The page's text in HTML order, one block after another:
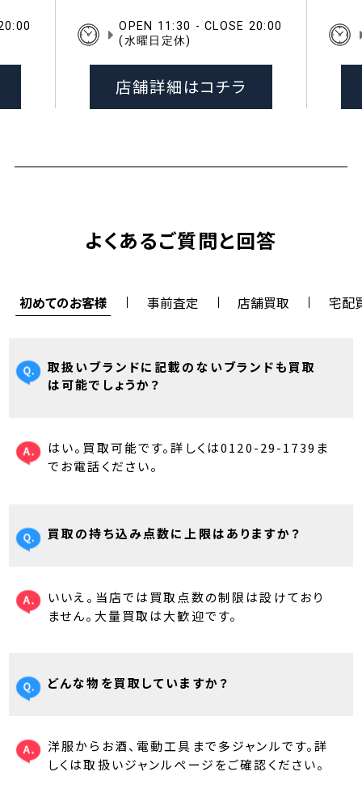
OPEN 11:30 - CLOSE 20:00
(水曜日定休)
店舗詳細はコチラ
よくあるご質問と回答
初めてのお客様 事前査定 店舗買取 宅配
取扱いブランドに記載のないブランドも買取
は可能でしょうか？
はい。買取可能です。詳しくは0120-29-1739ま
でお電話ください。
買取の持ち込み点数に上限はありますか？
いいえ。当店では買取点数の制限は設けており
ません。大量買取は大歓迎です。
どんな物を買取していますか？
洋服からお酒、電動工具まで多ジャンルです。詳
しくは取扱いジャンルページをご確認ください。